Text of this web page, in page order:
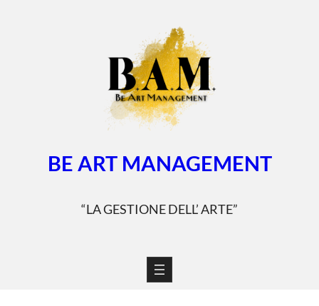
BE ART MANAGEMENT
“LA GESTIONE DELL’ ARTE”